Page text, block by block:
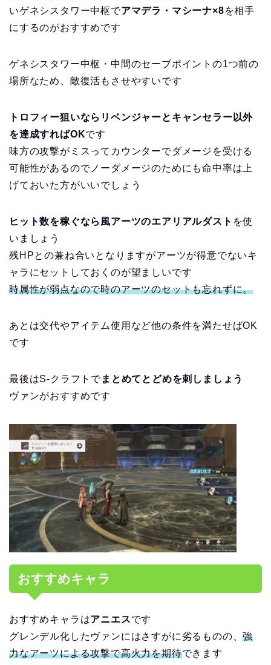
いゲネシスタワー中枢でアマデラ・マシーナ×8を相手
にするのがおすすめです
ゲネシスタワー中枢・中間のセーブポイントの1つ前の
場所なため、敵復活もさせやすいです
トロフィー狙いならリベンジャーとキャンセラー以外
を達成すればOKです
味方の攻撃がミスってカウンターでダメージを受ける
可能性があるのでノーダメージのためにも命中率は上
げておいた方がいいでしょう
ヒット数を稼ぐなら風アーツのエアリアルダスト を使
いましょう
残HPとの兼ね合いとなりますがアーツが得意でないキ
ャラにセットしておくのが望ましいです
時属性が弱点なので時のアーツのセットも忘れずに。
あとは交代やアイテム使用など他の条件を満たせばOK
です
最後はS-クラフトでまとめてとどめを刺しましょう
ヴァンがおすすめです
おすすめキャラ
おすすめキャラはアニエスです
グレンデル化したヴァンにはさすがに劣るものの、強
力なアーツによる攻撃で高火力を期待できます